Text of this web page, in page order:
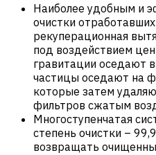
Наиболее удобным и
очистки отработавших
рекуперационная
под воздействием
гравитации оседают
частицы оседают на
которые затем
фильтров сжатым
Многоступенчатая
степень очистки –
возвращать